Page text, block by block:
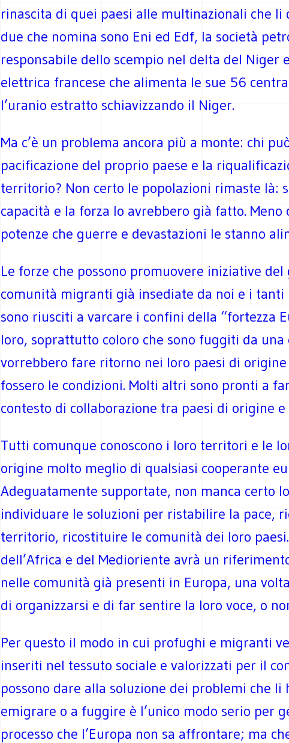
rinascita di quei paesi alle multinazionali che li
due che nomina sono Eni ed Edf, la società
responsabile dello scempio nel delta del Niger
elettrica francese che alimenta le sue 56
l’uranio estratto schiavizzando il Niger.
Ma c’è un problema ancora più a monte: chi
pacificazione del proprio paese e la
territorio? Non certo le popolazioni rimaste là:
capacità e la forza lo avrebbero già fatto. Meno
potenze che guerre e devastazioni le stanno
Le forze che possono promuovere iniziative del
comunità migranti già insediate da noi e i tanti
sono riusciti a varcare i confini della “fortezza
loro, soprattutto coloro che sono fuggiti da una
vorrebbero fare ritorno nei loro paesi di origine
fossero le condizioni. Molti altri sono pronti a
contesto di collaborazione tra paesi di origine
Tutti comunque conoscono i loro territori e le
origine molto meglio di qualsiasi cooperante
Adeguatamente supportate, non manca certo
individuare le soluzioni per ristabilire la pace,
territorio, ricostituire le comunità dei loro
dell’Africa e del Medioriente avrà un
nelle comunità già presenti in Europa, una
di organizzarsi e di far sentire la loro voce, o
Per questo il modo in cui profughi e migranti
inseriti nel tessuto sociale e valorizzati per il
possono dare alla soluzione dei problemi che li
emigrare o a fuggire è l’unico modo serio per
processo che l’Europa non sa affrontare; ma